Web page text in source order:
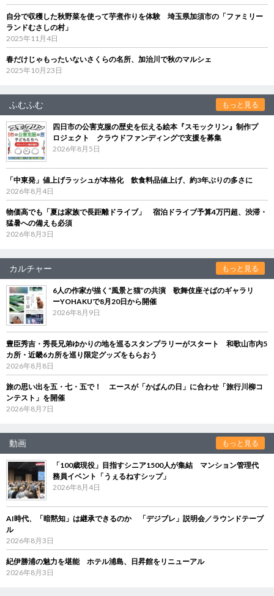
自分で収穫した秋野菜を使って芋煮作りを体験 埼玉県加須市の「ファミリー
ランドむさしの村」
2025年11月4日
春だけじゃもったいないさくらの名所、加治川で秋のマルシェ
2025年10月23日
ふむふむ もっと見る
四日市の公害克服の歴史を伝える絵本『スモックリン』制作プ
ロジェクト クラウドファンディングで支援を募集
2026年8月5日
「中東発」値上げラッシュが本格化 飲食料品値上げ、約3年ぶりの多さに
2026年8月4日
物価高でも「夏は家族で長距離ドライブ」 宿泊ドライブ予算4万円超、渋滞・
猛暑への備えも必須
2026年8月3日
カルチャー もっと見る
6人の作家が描く“風景と猫”の共演 歌舞伎座そばのギャラリ
ーYOHAKUで8月20日から開催
2026年8月9日
豊臣秀吉・秀長兄弟ゆかりの地を巡るスタンプラリーがスタート 和歌山市内5
カ所・近畿6カ所を巡り限定グッズをもらおう
2026年8月8日
旅の思い出を五・七・五で！ エースが「かばんの日」に合わせ「旅行川柳コ
ンテスト」を開催
2026年8月7日
動画 もっと見る
「100歳現役」目指すシニア1500人が集結 マンション管理代
務員イベント「うぇるねすシップ」
2026年8月4日
AI時代、「暗黙知」は継承できるのか 「デジブレ」説明会／ラウンドテーブ
ル
2026年8月3日
紀伊勝浦の魅力を堪能 ホテル浦島、日昇館をリニューアル
2026年8月3日